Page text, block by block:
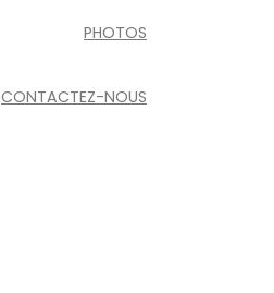
PHOTOS
CONTACTEZ-NOUS